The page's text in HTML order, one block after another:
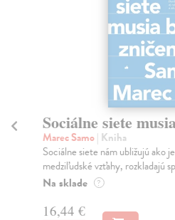
Sociálne siete
Marec Samo| Kniha
Sociálne siete nám ubližujú ako
medziľudské vzťahy, rozkladajú
Na sklade ?
16,44 €